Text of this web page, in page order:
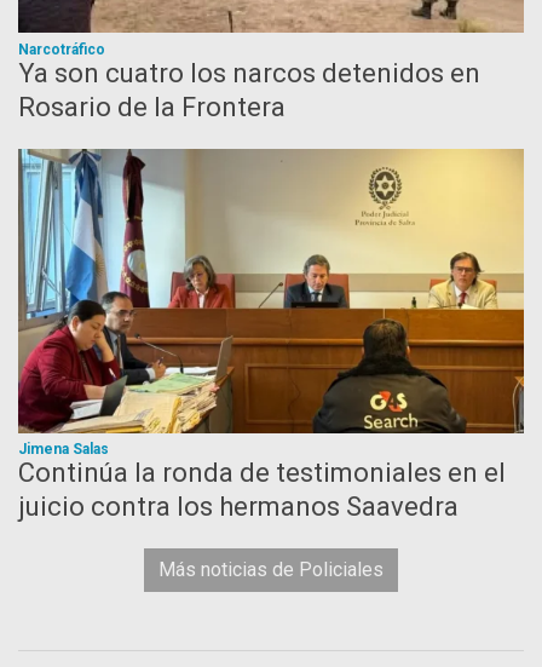
Narcotráfico
Ya son cuatro los narcos detenidos en
Rosario de la Frontera
Jimena Salas
Continúa la ronda de testimoniales en el
juicio contra los hermanos Saavedra
Más noticias de Policiales